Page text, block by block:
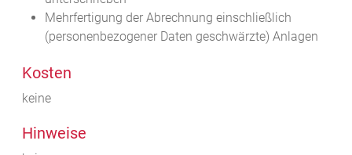
Mehrfertigung der Abrechnung einschließlich
(personenbezogener Daten geschwärzte) Anlagen
Kosten
keine
Hinweise